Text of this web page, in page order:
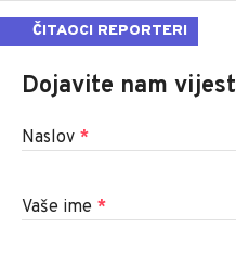
ČITAOCI REPORTERI
Dojavite nam vijest
Naslov *
Vaše ime *